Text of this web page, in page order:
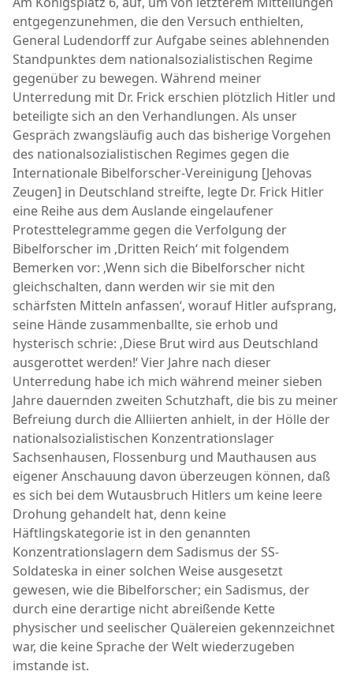
entgegenzunehmen, die den Versuch enthielten,
General Ludendorff zur Aufgabe seines ablehnenden
Standpunktes dem nationalsozialistischen Regime
gegenüber zu bewegen. Während meiner
Unterredung mit Dr. Frick erschien plötzlich Hitler und
beteiligte sich an den Verhandlungen. Als unser
Gespräch zwangsläufig auch das bisherige Vorgehen
des nationalsozialistischen Regimes gegen die
Internationale Bibelforscher-Vereinigung [Jehovas
Zeugen] in Deutschland streifte, legte Dr. Frick Hitler
eine Reihe aus dem Auslande eingelaufener
Protesttelegramme gegen die Verfolgung der
Bibelforscher im ‚Dritten Reich‘ mit folgendem
Bemerken vor: ‚Wenn sich die Bibelforscher nicht
gleichschalten, dann werden wir sie mit den
schärfsten Mitteln anfassen‘, worauf Hitler aufsprang,
seine Hände zusammenballte, sie erhob und
hysterisch schrie: ‚Diese Brut wird aus Deutschland
ausgerottet werden!‘ Vier Jahre nach dieser
Unterredung habe ich mich während meiner sieben
Jahre dauernden zweiten Schutzhaft, die bis zu meiner
Befreiung durch die Alliierten anhielt, in der Hölle der
nationalsozialistischen Konzentrationslager
Sachsenhausen, Flossenburg und Mauthausen aus
eigener Anschauung davon überzeugen können, daß
es sich bei dem Wutausbruch Hitlers um keine leere
Drohung gehandelt hat, denn keine
Häftlingskategorie ist in den genannten
Konzentrationslagern dem Sadismus der SS-
Soldateska in einer solchen Weise ausgesetzt
gewesen, wie die Bibelforscher; ein Sadismus, der
durch eine derartige nicht abreißende Kette
physischer und seelischer Quälereien gekennzeichnet
war, die keine Sprache der Welt wiederzugeben
imstande ist.